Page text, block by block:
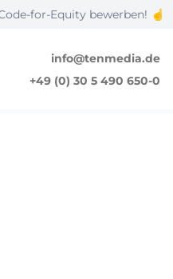
bewerben! ☝️ |
info@tenmedia.de
+49 (0) 30 5 490 650-0